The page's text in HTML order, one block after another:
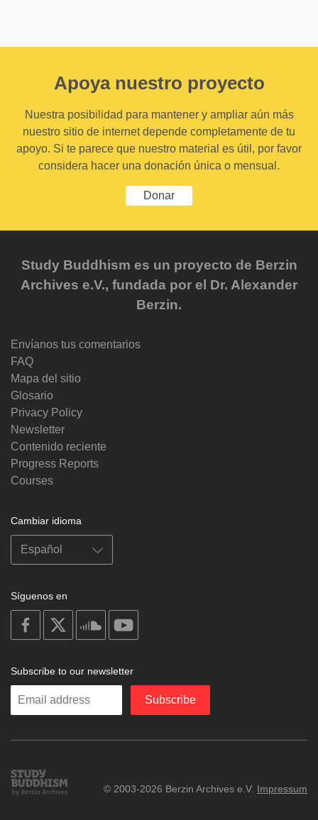
Apoya nuestro proyecto
Nuestra posibilidad para mantener y ampliar aún más
nuestro sitio de internet depende completamente de tu
apoyo. Si te parece que nuestro material es útil, por favor
considera hacer una donación única o mensual.
Donar
Study Buddhism es un proyecto de Berzin
Archives e.V., fundada por el Dr. Alexander
Berzin.
Envíanos tus comentarios
FAQ
Mapa del sitio
Glosario
Privacy Policy
Newsletter
Contenido reciente
Progress Reports
Courses
Cambiar idioma
Síguenos en
on
facebook
soundcloud
Subscribe to our newsletter
Enter
Subscribe
Study
Buddhism
© 2003-2026 Berzin Archives e.V. Impressum